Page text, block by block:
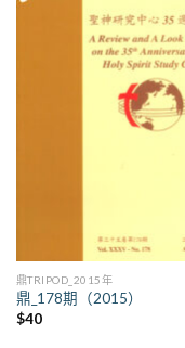
鼎TRIPOD_2015年
鼎_178期（2015）
$40